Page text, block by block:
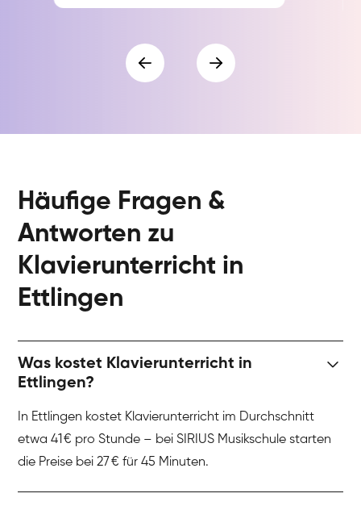
Häufige Fragen &
Antworten zu
Klavierunterricht in
Ettlingen
Was kostet Klavierunterricht in
Ettlingen?
In Ettlingen kostet Klavierunterricht im Durchschnitt
etwa 41 € pro Stunde – bei SIRIUS Musikschule starten
die Preise bei 27 € für 45 Minuten.